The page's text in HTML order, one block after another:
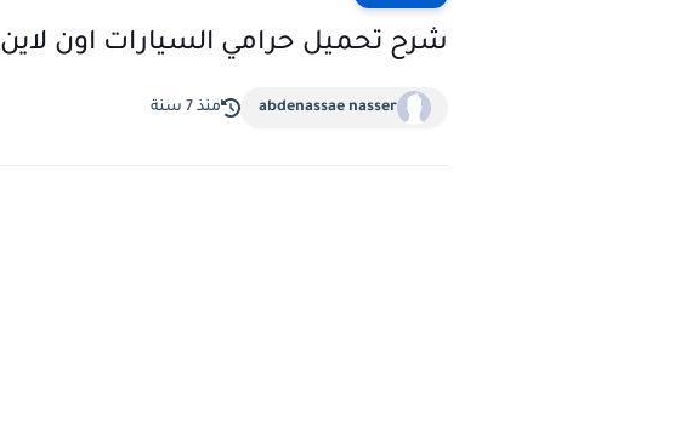
شرح تحميل حرامي السيارات اون لاين Gta san andreas + online
abdenassae nasser منذ 7 سنة